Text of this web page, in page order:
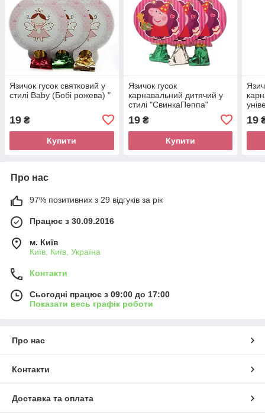
Язичок гусок святковий у
стилі Baby (Бобі рожева) "
19 ₴
Купити
Язичок гусок
карнавальний дитячий у
стилі "СвинкаПеппа"
19₴
Купити
19
Про нас
97% позитивних з 29 відгуків за рік
Працює з 30.09.2016
м. Київ
Київ, Київ, Україна
Контакти
Сьогодні працює з 09:00 до 17:00
Показати весь графік роботи
Про нас
Контакти
Доставка та оплата